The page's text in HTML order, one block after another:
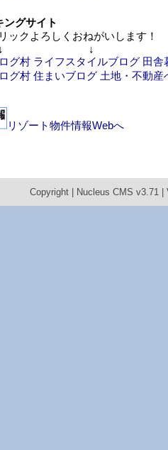
ングサイト
クよろしくおねがいします！
↓
リゾート物件情報Webへ
Copyright | Nucleus CMS v3.71